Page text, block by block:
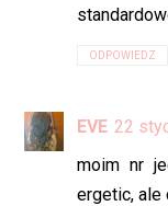
ODPOWIEDZ
EVE 22
moim nr
ergetic, ale